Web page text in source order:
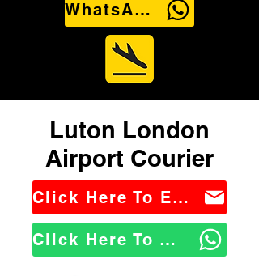
WhatsApp Us
Luton London
Airport Courier
Click Here To Email Us
Click Here To WhatsApp Us